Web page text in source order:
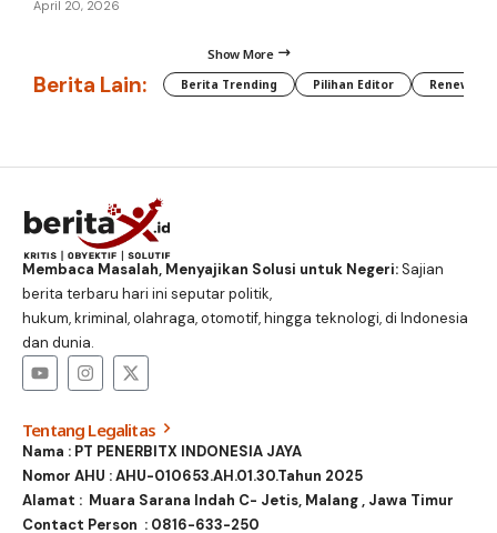
April 20, 2026
Show More
Berita Lain: Berita Trending Pilihan Editor
Membaca Masalah, Menyajikan Solusi untuk Negeri:Sajian
berita terbaru hari ini seputar politik,
hukum, kriminal, olahraga, otomotif, hingga teknologi, di Indonesia
dan dunia.
Tentang Legalitas
Nama : PT PENERBITX INDONESIA JAYA
Nomor AHU : AHU-010653.AH.01.30.Tahun 2025
Alamat : Muara Sarana Indah C- Jetis, Malang , Jawa Timur
Contact Person : 0816-633-250